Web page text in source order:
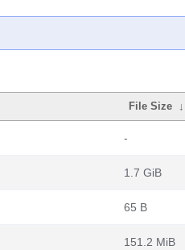
File Size ↓
-
1.7 GiB
65 B
151.2 MiB